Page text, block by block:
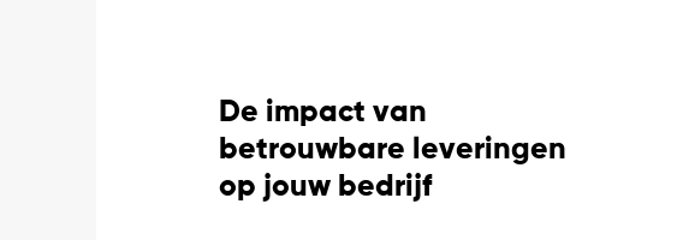
De impact van
betrouwbare leveringen
op jouw bedrijf